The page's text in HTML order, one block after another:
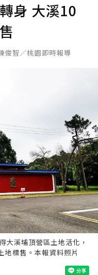
身 大溪10
俊智／桃園即時報導
大溪埔頂營區土地活化，
地標售。本報資料照片